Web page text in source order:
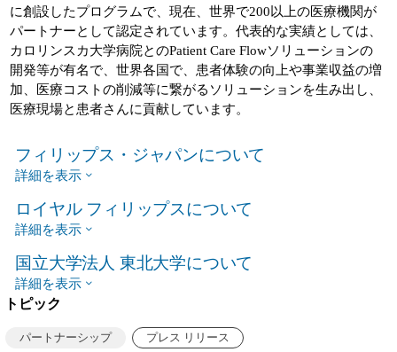
に創設したプログラムで、現在、世界で200以上の医療機関が
パートナーとして認定されています。代表的な実績としては、
カロリンスカ大学病院とのPatient Care Flowソリューションの
開発等が有名で、世界各国で、患者体験の向上や事業収益の増
加、医療コストの削減等に繋がるソリューションを生み出し、
医療現場と患者さんに貢献しています。
フィリップス・ジャパンについて
詳細を表示
ロイヤル フィリップスについて
詳細を表示
国立大学法人 東北大学について
詳細を表示
トピック
パートナーシップ プレス リリース